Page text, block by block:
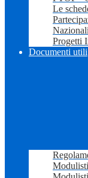
Le
Progetti
Documenti utili